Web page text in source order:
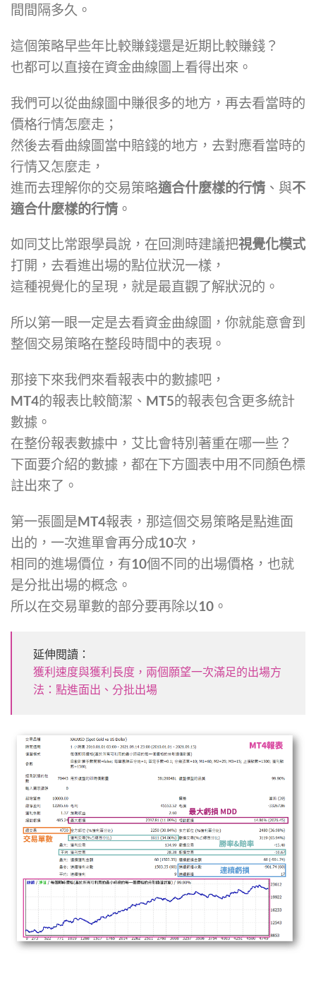
間間隔多久。
這個策略早些年比較賺錢還是近期比較賺錢？
也都可以直接在資金曲線圖上看得出來。
我們可以從曲線圖中賺很多的地方，再去看當時的
價格行情怎麼走；
然後去看曲線圖當中賠錢的地方，去對應看當時的
行情又怎麼走，
進而去理解你的交易策略適合什麼樣的行情 、與不
適合什麼樣的行情 。
如同艾比常跟學員說，在回測時建議把視覺化模式
打開，去看進出場的點位狀況一樣，
這種視覺化的呈現，就是最直觀了解狀況的。
所以第一眼一定是去看資金曲線圖，你就能意會到
整個交易策略在整段時間中的表現。
那接下來我們來看報表中的數據吧，
MT4的報表比較簡潔、MT5的報表包含更多統計
數據。
在整份報表數據中，艾比會特別著重在哪一些？
下面要介紹的數據，都在下方圖表中用不同顏色標
註出來了。
第一張圖是MT4報表，那這個交易策略是點進面
出的，一次進單會再分成10次，
相同的進場價位，有10個不同的出場價格，也就
是分批出場的概念。
所以在交易單數的部分要再除以10。
延伸閱讀：
獲利速度與獲利長度，兩個願望一次滿足的出場方
法：點進面出、分批出場